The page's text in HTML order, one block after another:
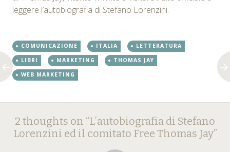
leggere l’autobiografia di Stefano Lorenzini.
COMUNICAZIONE ITALIA
LETTERATURA
LIBRI
MARKETING
THOMAS JAY
WEB MARKETING
Post
navigation
2 thoughts on “L’autobiografia di Stefano
Lorenzini ed il comitato Free Thomas Jay”